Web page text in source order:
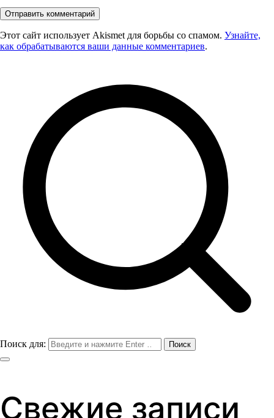
Этот сайт использует Akismet для борьбы со спамом. Узнайте,
как обрабатываются ваши данные комментариев.
Поиск для:
Свежие записи